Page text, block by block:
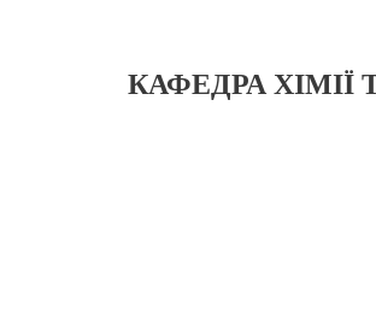
КАФЕДРА